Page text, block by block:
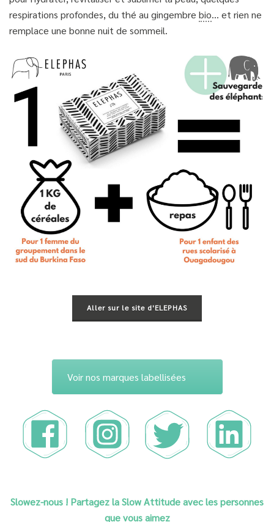
respirations profondes, du thé au gingembre bio… et rien ne
remplace une bonne nuit de sommeil.
Aller sur le site d'ELEPHAS
Voir nos marques labellisées
Slowez-nous ! Partagez la Slow Attitude avec les personnes
que vous aimez